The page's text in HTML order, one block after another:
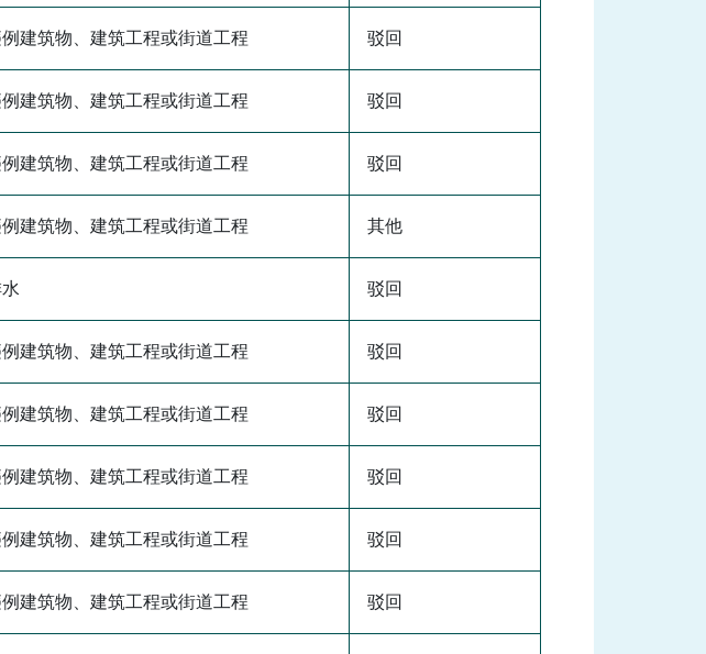
建筑物、建筑工程或街道工程 驳回
建筑物、建筑工程或街道工程 驳回
建筑物、建筑工程或街道工程 驳回
建筑物、建筑工程或街道工程 其他
驳回
建筑物、建筑工程或街道工程 驳回
建筑物、建筑工程或街道工程 驳回
建筑物、建筑工程或街道工程 驳回
建筑物、建筑工程或街道工程 驳回
建筑物、建筑工程或街道工程 驳回